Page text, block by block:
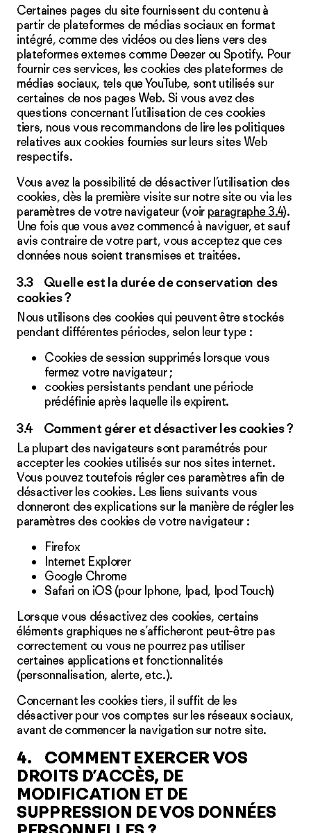
Certaines pages du site fournissent du contenu à
partir de plateformes de médias sociaux en format
intégré, comme des vidéos ou des liens vers des
plateformes externes comme Deezer ou Spotify. Pour
fournir ces services, les cookies des plateformes de
médias sociaux, tels que YouTube, sont utilisés sur
certaines de nos pages Web. Si vous avez des
questions concernant l’utilisation de ces cookies
tiers, nous vous recommandons de lire les politiques
relatives aux cookies fournies sur leurs sites Web
respectifs.
Vous avez la possibilité de désactiver l’utilisation des
cookies, dès la première visite sur notre site ou via les
paramètres de votre navigateur (voir paragraphe 3.4).
Une fois que vous avez commencé à naviguer, et sauf
avis contraire de votre part, vous acceptez que ces
données nous soient transmises et traitées.
3.3 Quelle est la durée de conservation des
cookies ?
Nous utilisons des cookies qui peuvent être stockés
pendant différentes périodes, selon leur type :
Cookies de session supprimés lorsque vous
fermez votre navigateur ;
cookies persistants pendant une période
prédéfinie après laquelle ils expirent.
3.4 Comment gérer et désactiver les cookies ?
La plupart des navigateurs sont paramétrés pour
accepter les cookies utilisés sur nos sites internet.
Vous pouvez toutefois régler ces paramètres afin de
désactiver les cookies. Les liens suivants vous
donneront des explications sur la manière de régler les
paramètres des cookies de votre navigateur :
Firefox
Internet Explorer
Google Chrome
Safari on iOS (pour Iphone, Ipad, Ipod Touch)
Lorsque vous désactivez des cookies, certains
éléments graphiques ne s’afficheront peut-être pas
correctement ou vous ne pourrez pas utiliser
certaines applications et fonctionnalités
(personnalisation, alerte, etc.).
Concernant les cookies tiers, il suffit de les
désactiver pour vos comptes sur les réseaux sociaux,
avant de commencer la navigation sur notre site.
4. COMMENT EXERCER VOS
DROITS D’ACCÈS, DE
MODIFICATION ET DE
SUPPRESSION DE VOS DONNÉES